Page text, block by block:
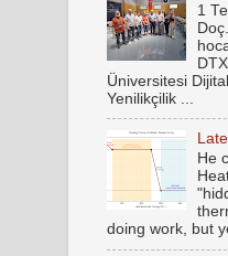
1
Üniversitesi
Yenilikçilik ...
He
doing work, but